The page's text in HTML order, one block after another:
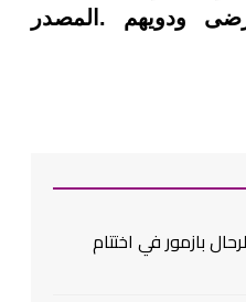
ودويهم .المصدر
بازمور في اختتام